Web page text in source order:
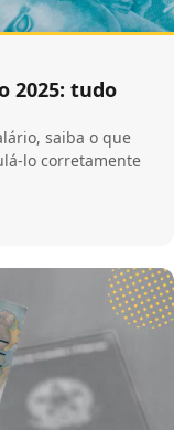
2025: tudo
saiba o que
lo corretamente